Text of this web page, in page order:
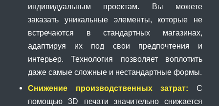
индивидуальным проектам. Вы можете
заказать уникальные элементы, которые не
встречаются в стандартных магазинах,
адаптируя их под свои предпочтения и
интерьер. Технология позволяет воплотить
даже самые сложные и нестандартные формы.
Снижение производственных затрат: С
помощью 3D печати значительно снижается